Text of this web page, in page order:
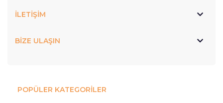
İLETİŞİM
BİZE ULAŞIN
POPÜLER KATEGORİLER